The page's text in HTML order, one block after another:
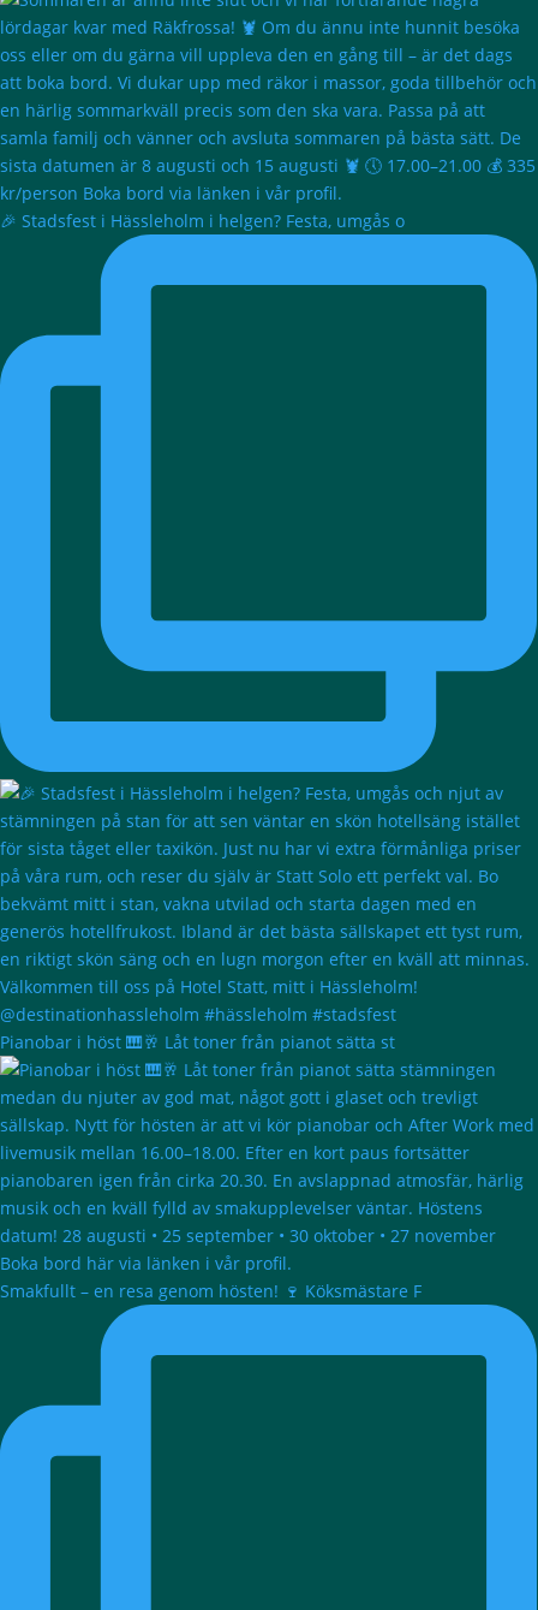
🎉 Stadsfest i Hässleholm i helgen? Festa, umgås o
Pianobar i höst 🎹🥂 Låt toner från pianot sätta st
Smakfullt – en resa genom hösten! 🍷 Köksmästare F